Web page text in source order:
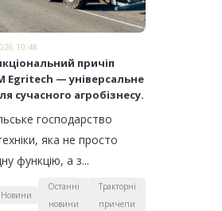
10:48
причіп
Egritech — універсальне
сучасного агробізнесу.
господарство
яка не просто
функцію, а з...
Новини
Останні
новини
Тракторні
причепи